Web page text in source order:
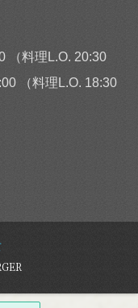
（料理L.O. 20:30
（料理L.O. 18:30